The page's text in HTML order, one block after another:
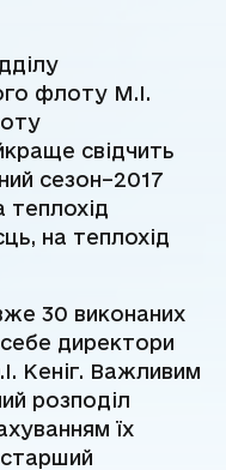
флоту М.І.
свідчить
сезон–2017
теплохід
на теплохід
30 виконаних
себе директори
Кеніг. Важливим
розподіл
їх